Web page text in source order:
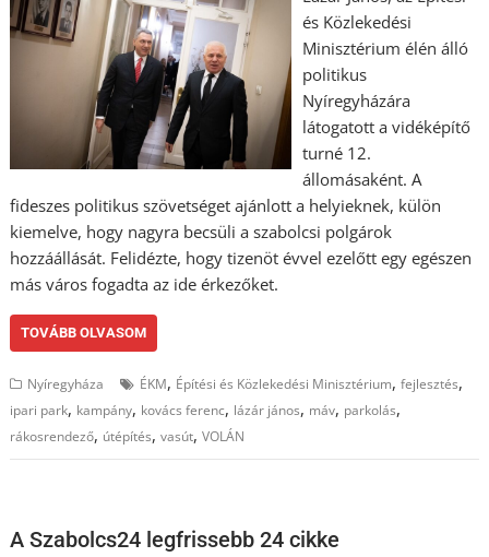
és Közlekedési
Minisztérium élén álló
politikus
Nyíregyházára
látogatott a vidéképítő
turné 12.
állomásaként. A
fideszes politikus szövetséget ajánlott a helyieknek, külön
kiemelve, hogy nagyra becsüli a szabolcsi polgárok
hozzáállását. Felidézte, hogy tizenöt évvel ezelőtt egy egészen
más város fogadta az ide érkezőket.
TOVÁBB OLVASOM
Nyíregyháza ÉKM, Építési és Közlekedési Minisztérium,fejlesztés,
ipari park, kampány, kovács ferenc, lázár jános, máv, parkolás,
rákosrendező, útépítés,vasút,VOLÁN
A Szabolcs24 legfrissebb 24 cikke